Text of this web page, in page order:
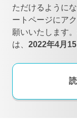
ただけるように
ートページにア
願いいたします
は、 2022年4月15